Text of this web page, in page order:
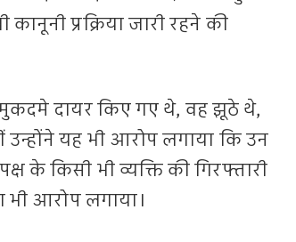
प्रक्रिया जारी रहने की
दायर किए गए थे, वह झूठे थे,
यह भी आरोप लगाया कि उन
के किसी भी व्यक्ति की गिरफ्तारी
भी आरोप लगाया।